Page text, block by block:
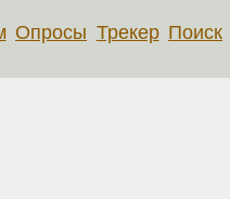
Опросы Трекер Поиск